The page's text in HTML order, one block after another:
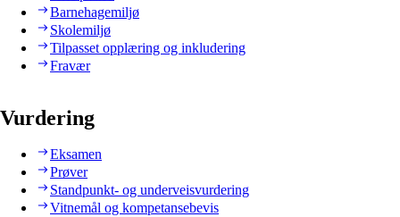
Barnehagemiljø
Skolemiljø
Tilpasset opplæring og inkludering
Fravær
Vurdering
Eksamen
Prøver
Standpunkt- og underveisvurdering
Vitnemål og kompetansebevis